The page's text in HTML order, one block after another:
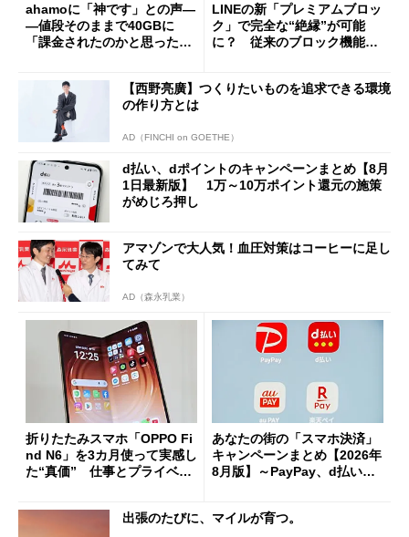
ahamoに「神です」との声―
―値段そのままで40GBに
「課金されたのかと思った」
LINEの新「プレミアムブロッ
ク」で完全な“絶縁”が可能
に？ 従来のブロック機能と
【西野亮廣】つくりたいものを追求できる環境
の作り方とは
AD（FINCHI on GOETHE）
d払い、dポイントのキャンペーンまとめ【8月
1日最新版】 1万～10万ポイント還元の施策
がめじろ押し
アマゾンで大人気！血圧対策はコーヒーに足し
てみて
AD（森永乳業）
折りたたみスマホ「OPPO Fi
nd N6」を3カ月使って実感し
た“真価” 仕事とプライベー
あなたの街の「スマホ決済」
キャンペーンまとめ【2026年
8月版】～PayPay、d払い、a
出張のたびに、マイルが育つ。